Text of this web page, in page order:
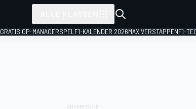
GRATIS GP-MANAGERSPEL F1-KALENDER 2026MAX VERSTAPPENF1-